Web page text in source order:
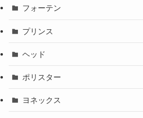
フォーテン
プリンス
ヘッド
ポリスター
ヨネックス